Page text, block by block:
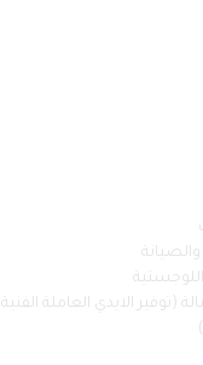
(توفير الايدي العاملة الفنية